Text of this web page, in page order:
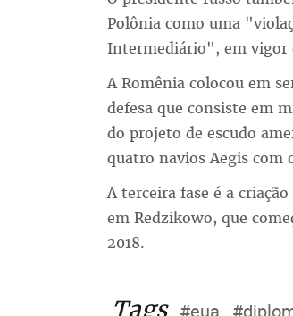
Polônia como uma
Intermediário", em vigor
A Romênia colocou em
defesa que consiste em
do projeto de escudo
quatro navios Aegis com
A terceira fase é a
em Redzikowo, que
2018.
Tags #eua